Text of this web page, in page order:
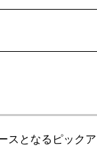
となるピック